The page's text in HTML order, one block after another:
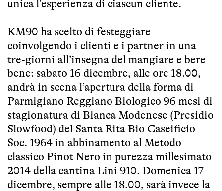
unica l’esperienza di ciascun cliente.
KM90 ha scelto di festeggiare
coinvolgendo i clienti e i partner in una
tre-giorni all’insegna del mangiare e bere
bene: sabato 16 dicembre, alle ore 18.00,
andrà in scena l’apertura della forma di
Parmigiano Reggiano Biologico 96 mesi di
stagionatura di Bianca Modenese (Presidio
Slowfood) del Santa Rita Bio Caseificio
Soc. 1964 in abbinamento al Metodo
classico Pinot Nero in purezza millesimato
2014 della cantina Lini 910. Domenica 17
dicembre, sempre alle 18.00, sarà invece la